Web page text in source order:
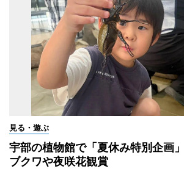
見る・遊ぶ
宇部の植物館で「夏休み特別企画
ブクワや夜咲花観賞